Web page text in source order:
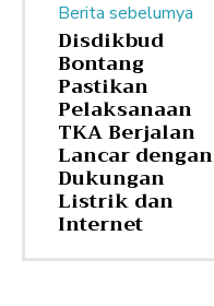
Berita sebelumya
Disdikbud
Bontang
Pastikan
Pelaksanaan
TKA Berjalan
Lancar dengan
Dukungan
Listrik dan
Internet